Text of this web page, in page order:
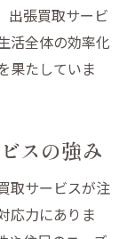
前に知って
出張買取サービ
活全体の効率化
果たしていま
スの強み
取サービスが注
応力にありま